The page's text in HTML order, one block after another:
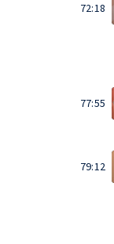
72:18
77:55
79:12